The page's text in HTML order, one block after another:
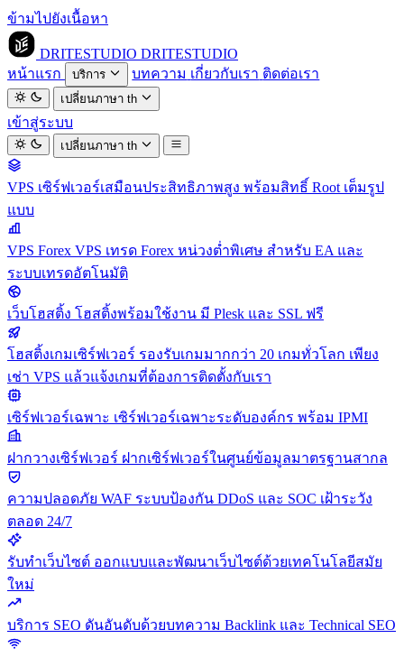
ข้ามไปยังเนื้อหา
DRITESTUDIO DRITESTUDIO
หน้าแรก
บริการ บทความ เกี่ยวกับเรา ติดต่อเรา
เปลี่ยนภาษาth
เข้าสู่ระบบ
เปลี่ยนภาษาth
VPS เซิร์ฟเวอร์เสมือนประสิทธิภาพสูง พร้อมสิทธิ์ Root เต็มรูป
แบบ
VPS Forex VPS เทรด Forex หน่วงต่ำพิเศษ สำหรับ EA และ
ระบบเทรดอัตโนมัติ
เว็บโฮสติ้ง โฮสติ้งพร้อมใช้งาน มี Plesk และ SSL ฟรี
โฮสติ้งเกมเซิร์ฟเวอร์ รองรับเกมมากกว่า 20 เกมทั่วโลก เพียง
เช่า VPS แล้วแจ้งเกมที่ต้องการติดตั้งกับเรา
เซิร์ฟเวอร์เฉพาะ เซิร์ฟเวอร์เฉพาะระดับองค์กร พร้อม IPMI
ฝากวางเซิร์ฟเวอร์ ฝากเซิร์ฟเวอร์ในศูนย์ข้อมูลมาตรฐานสากล
ความปลอดภัย WAF ระบบป้องกัน DDoS และ SOC เฝ้าระวัง
ตลอด 24/7
รับทำเว็บไซต์ ออกแบบและพัฒนาเว็บไซต์ด้วยเทคโนโลยีสมัย
ใหม่
บริการ SEO ดันอันดับด้วยบทความ Backlink และ Technical SEO